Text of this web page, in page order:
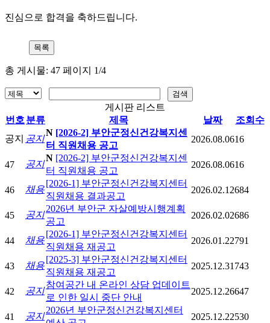
진심으로 합격을 축하드립니다.
총 게시물: 47 페이지 1/4
게시판 리스트
번호 분류 제목 날짜
조회수
공지 공지
N [2026-2] 부안군정신건강복지센
터 직원채용 공고
2026.08.0616
47 공지
N [2026-2] 부안군정신건강복지센
터 직원채용 공고
2026.08.0616
46 채용
[2026-1] 부안군정신건강복지센터
직원채용 결과공고
2026.02.12684
45 공지
2026년 부안군 자살예방시행계획
공고
2026.02.02686
44 채용
[2026-1] 부안군정신건강복지센터
직원채용 재공고
2026.01.22791
43 채용
[2025-3] 부안군정신건강복지센터
직원채용 재공고
2025.12.31 743
42 공지
참여공간 내 온라인 상담 업데이트
로 인한 일시 중단 안내
2025.12.26647
41 공지
2026년 부안군정신건강복지센터
2025.12.22530